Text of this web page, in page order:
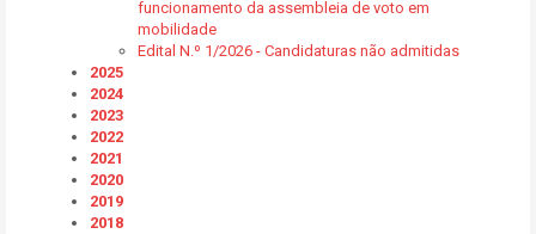
funcionamento da assembleia de voto em
mobilidade
Edital N.º 1/2026 - Candidaturas não admitidas
2025
2024
2023
2022
2021
2020
2019
2018